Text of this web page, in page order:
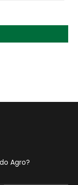
Agro?